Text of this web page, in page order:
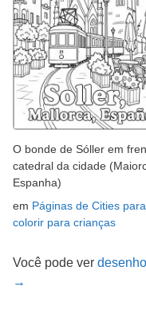
O bonde de Sóller em
catedral da cidade
Espanha)
em Páginas de Cities para
colorir para crianças
Você pode ver
→